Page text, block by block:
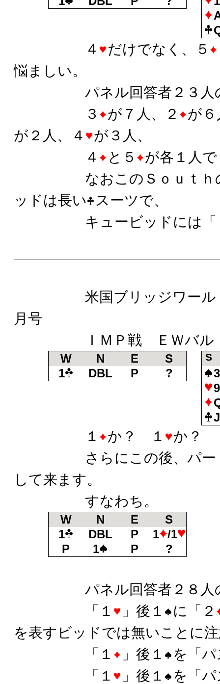
４ だけでなく、５
悩ましい。
パネル回答者２３人の
３
が７人、２
が
が２人、４
が３人、
４
と５
が各１人
なおこのＳｏｕｔｈの
ッドは長い
スーツで、
キュービッドには「
米国ブリッジワールド
月号
ＩＭＰ戦 ＥＷバル
W N E
S
1
DBL P ?
S
１ か？ １
か？
さらにこの後、パート
して来ます。
すなわち。
W N E
S
1
DBL P 1
/1
P
1 P ?
パネル回答者２８人の
「１
」後１
に「２
を表すビッドでは無いことに
「１
」後１
を「
「１
」後１
を「